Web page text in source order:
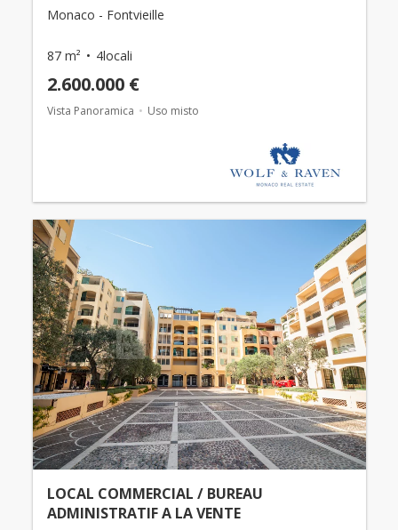
Monaco - Fontvieille
87 m² 4locali
2.600.000 €
Vista Panoramica Uso misto
LOCAL COMMERCIAL / BUREAU
ADMINISTRATIF A LA VENTE